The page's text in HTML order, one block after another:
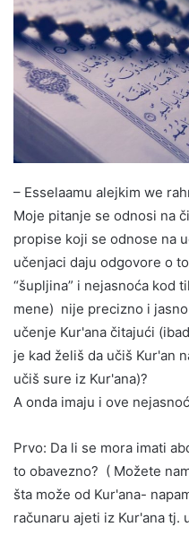
– Esselaamu alejkim we
Moje pitanje se odnosi na
propise koji se odnose na
učenjaci daju odgovore o
“šupljina” i nejasnoća kod
mene) nije precizno i
učenje Kur'ana čitajući
je kad želiš da učiš Kur'an
učiš sure iz Kur'ana)?
A onda imaju i ove
Prvo: Da li se mora imati
to obavezno? ( Možete
šta može od Kur'ana-
računaru ajeti iz Kur'ana tj.